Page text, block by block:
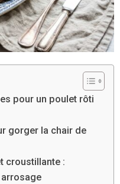
pour un poulet rôti
gorger la chair de
croustillante :